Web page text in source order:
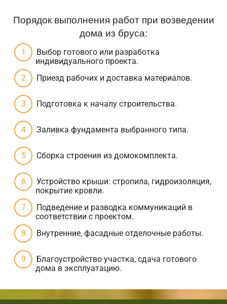
Порядок выполнения работ при возведении
дома из бруса:
Выбор готового или разработка
индивидуального проекта.
Приезд рабочих и доставка материалов.
Подготовка к началу строительства.
Заливка фундамента выбранного типа.
Сборка строения из домокомплекта.
Устройство крыши: стропила, гидроизоляция,
покрытие кровли.
Подведение и разводка коммуникаций в
соответствии с проектом.
Внутренние, фасадные отделочные работы.
Благоустройство участка, сдача готового
дома в эксплуатацию.